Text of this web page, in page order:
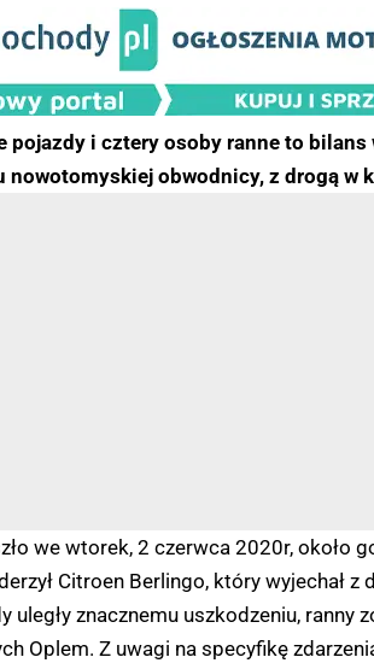
pojazdy i cztery osoby ranne to bilans
nowotomyskiej obwodnicy, z drogą w
we wtorek, 2 czerwca 2020r, około
Citroen Berlingo, który wyjechał
uległy znacznemu uszkodzeniu, ranny
Oplem. Z uwagi na specyfikę